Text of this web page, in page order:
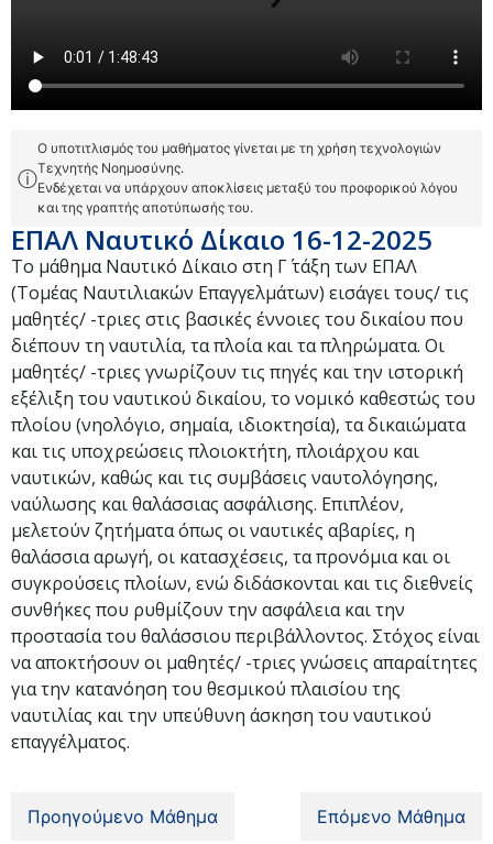
ⓘ
Ο υποτιτλισμός του μαθήματος γίνεται με τη χρήση τεχνολογιών
Τεχνητής Νοημοσύνης.
Ενδέχεται να υπάρχουν αποκλίσεις μεταξύ του προφορικού λόγου
και της γραπτής αποτύπωσής του.
ΕΠΑΛ Ναυτικό Δίκαιο 16-12-2025
Το μάθημα Ναυτικό Δίκαιο στη Γ΄ τάξη των ΕΠΑΛ
(Τομέας Ναυτιλιακών Επαγγελμάτων) εισάγει τους/ τις
μαθητές/ -τριες στις βασικές έννοιες του δικαίου που
διέπουν τη ναυτιλία, τα πλοία και τα πληρώματα. Οι
μαθητές/ -τριες γνωρίζουν τις πηγές και την ιστορική
εξέλιξη του ναυτικού δικαίου, το νομικό καθεστώς του
πλοίου (νηολόγιο, σημαία, ιδιοκτησία), τα δικαιώματα
και τις υποχρεώσεις πλοιοκτήτη, πλοιάρχου και
ναυτικών, καθώς και τις συμβάσεις ναυτολόγησης,
ναύλωσης και θαλάσσιας ασφάλισης. Επιπλέον,
μελετούν ζητήματα όπως οι ναυτικές αβαρίες, η
θαλάσσια αρωγή, οι κατασχέσεις, τα προνόμια και οι
συγκρούσεις πλοίων, ενώ διδάσκονται και τις διεθνείς
συνθήκες που ρυθμίζουν την ασφάλεια και την
προστασία του θαλάσσιου περιβάλλοντος. Στόχος είναι
να αποκτήσουν οι μαθητές/ -τριες γνώσεις απαραίτητες
για την κατανόηση του θεσμικού πλαισίου της
ναυτιλίας και την υπεύθυνη άσκηση του ναυτικού
επαγγέλματος.
Προηγούμενο Μάθημα Επόμενο Μάθημα